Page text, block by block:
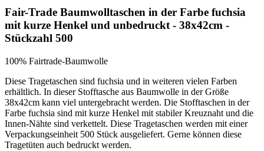
Übersicht Stofftaschen
Stofftaschen bedrucken
Stoffbeutel Beschreibung
zum Druck vom Stoffbeutel
Der Aufdruck erfolgt im Siebdruckverfahren.
In unserem Shop können Sie das jeweilige Produkt,
welches Sie bedrucken wollen, auswählen. Dann gehen
Sie auf die Produkt-Detailseite und stellen die richtige